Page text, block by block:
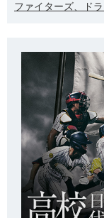
ファイターズ、ド